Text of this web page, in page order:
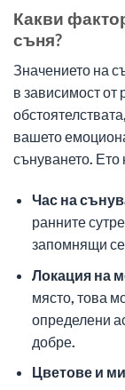
Какви
съня?
Значението на
в зависимост от
вашето
сънуването. Ето
Час на
ранните
запомнящи
Локация на
място, това
определени
добре.
Цветове и